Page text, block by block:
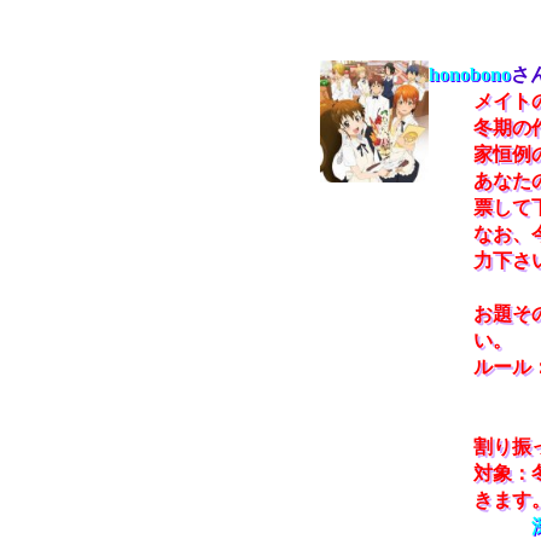
honobonoさ
メイト
冬期の
家恒例
あなた
票して
なお、
力下さ
お題そ
い。
ルール
割り振
対象：
きます